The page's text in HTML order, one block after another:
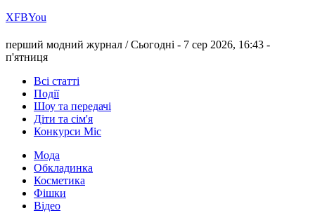
ХFBYou
перший модний журнал /Сьогодні - 7 сер 2026, 16:43 -
п'ятниця
Всі статті
Події
Шоу та передачі
Діти та сім'я
Конкурси Міс
Мода
Обкладинка
Косметика
Фішки
Відео